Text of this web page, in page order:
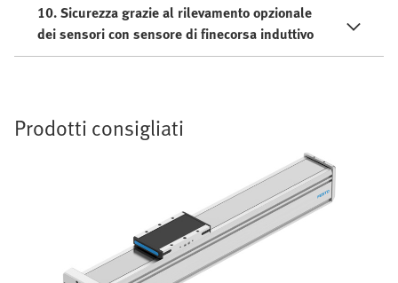
10. Sicurezza grazie al rilevamento opzionale
dei sensori con sensore di finecorsa induttivo
Prodotti consigliati